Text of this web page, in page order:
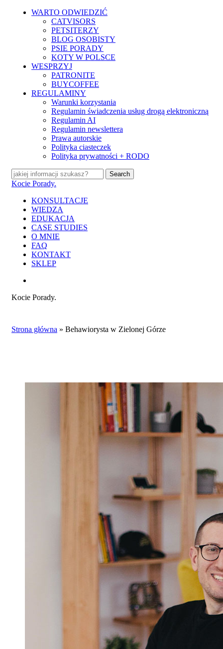
WARTO ODWIEDZIĆ
CATVISORS
PETSITERZY
BLOG OSOBISTY
PSIE PORADY
KOTY W POLSCE
WESPRZYJ
PATRONITE
BUYCOFFEE
REGULAMINY
Warunki korzystania
Regulamin świadczenia usług drogą elektroniczną
Regulamin AI
Regulamin newslettera
Prawa autorskie
Polityka ciasteczek
Polityka prywatności + RODO
Search
Close
Kocie Porady.
search
Menu
KONSULTACJE
WIEDZA
EDUKACJA
CASE STUDIES
O MNIE
FAQ
KONTAKT
SKLEP
Kocie Porady.
Strona główna » Behawiorysta w Zielonej Górze